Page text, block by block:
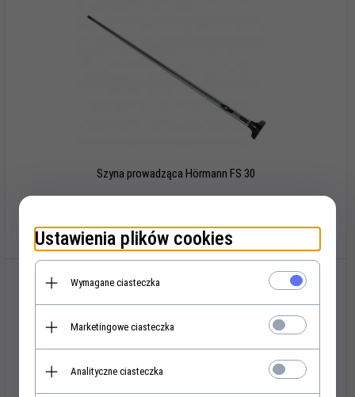
351,78 PLN*
Szyna prowadząca Hörmann FS 30
Ustawienia plików cookies
Wymagane ciasteczka
Marketingowe ciasteczka
Analityczne ciasteczka